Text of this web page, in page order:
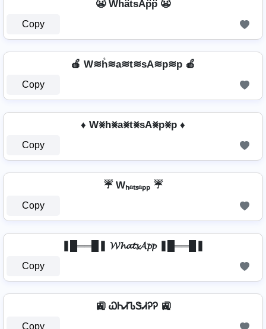
😬 Wh͆a͆t͆s͆Ap͆p͆ 😬
Copy
🍎 W≋h͛≋a≋t≋sA≋p≋p 🍎
Copy
♦ W⨳h⨳a⨳t⨳sA⨳p⨳p ♦
Copy
☔ Wₕₐₜₛₐₚₚ ☔
Copy
❚█══█❚ 𝓦𝓱𝓪𝓽𝓼𝓐𝓹𝓹 ❚█══█❚
Copy
🚉 ᏇᏂᏗᏖᏕᏗᎮᎮ 🚉
Copy